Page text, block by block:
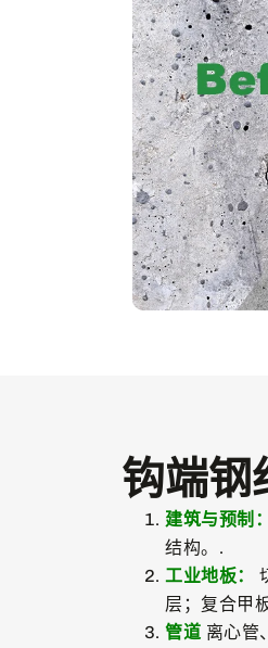
钩端钢
建筑与预制：
结构。.
工业地板：
层；复合甲
管道 离心管